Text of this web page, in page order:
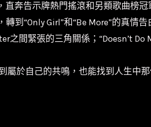
奔告示牌熱門搖滾和另類歌曲榜
到“Only Girl”和“Be More”的真情
間緊張的三角關係；“Doesn’t
於自己的共鳴，也能找到人生中那